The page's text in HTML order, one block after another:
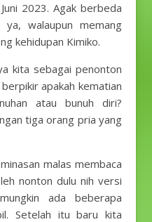
2023. Agak berbeda
walaupun memang
kehidupan Kimiko.
kita sebagai penonton
apakah kematian
atau bunuh diri?
tiga orang pria yang
malas membaca
nonton dulu nih versi
ada beberapa
Setelah itu baru kita